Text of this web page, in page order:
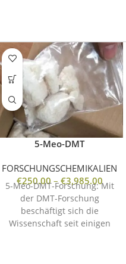
5-Meo-DMT
FORSCHUNGSCHEMIKALIEN
€250.00 –€3,985.00
5-Meo-DMT-Forschung: Mit
der DMT-Forschung
beschäftigt sich die
Wissenschaft seit einigen